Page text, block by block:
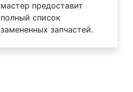
мастер предоставит
полный список
замененных запчастей.